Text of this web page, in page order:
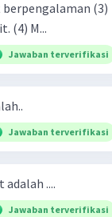
Dapat dengan cepat meminimalisasikan rasa sakit. (4) M...
Jawaban terverifikasi
Jawaban terverifikasi
....
Jawaban terverifikasi